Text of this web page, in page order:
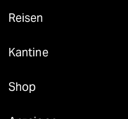
Reisen
Kantine
Shop